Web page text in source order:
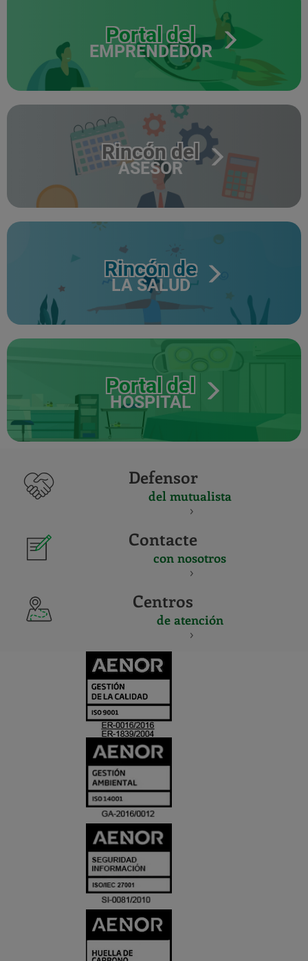
Portal del
EMPRENDEDOR
Rincón del
ASESOR
Rincón de
LA SALUD
Portal del
HOSPITAL
Defensor
del mutualista
Contacte
con nosotros
Centros
de atención